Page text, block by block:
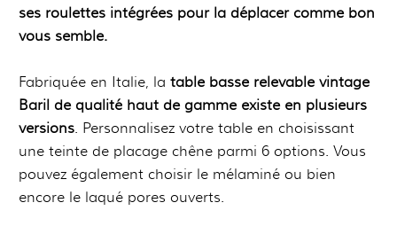
ses roulettes intégrées pour la déplacer comme bon
vous semble.
Fabriquée en Italie, la table basse relevable vintage
Baril de qualité haut de gamme existe en plusieurs
versions. Personnalisez votre table en choisissant
une teinte de placage chêne parmi 6 options. Vous
pouvez également choisir le mélaminé ou bien
encore le laqué pores ouverts.